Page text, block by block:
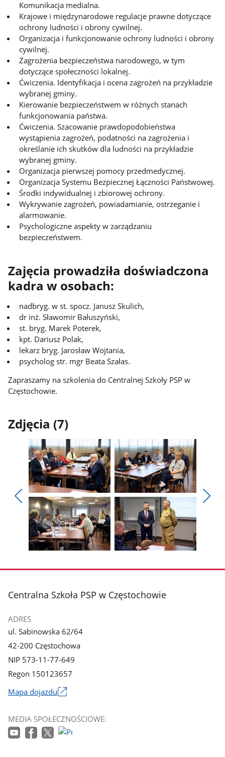
Komunikacja medialna.
Krajowe i międzynarodowe regulacje prawne dotyczące
ochrony ludności i obrony cywilnej.
Organizacja i funkcjonowanie ochrony ludności i obrony
cywilnej.
Zagrożenia bezpieczeństwa narodowego, w tym
dotyczące społeczności lokalnej.
Ćwiczenia. Identyfikacja i ocena zagrożeń na przykładzie
wybranej gminy.
Kierowanie bezpieczeństwem w różnych stanach
funkcjonowania państwa.
Ćwiczenia. Szacowanie prawdopodobieństwa
wystąpienia zagrożeń, podatności na zagrożenia i
określanie ich skutków dla ludności na przykładzie
wybranej gminy.
Organizacja pierwszej pomocy przedmedycznej.
Organizacja Systemu Bezpiecznej Łączności Państwowej.
Środki indywidualnej i zbiorowej ochrony.
Wykrywanie zagrożeń, powiadamianie, ostrzeganie i
alarmowanie.
Psychologiczne aspekty w zarządzaniu
bezpieczeństwem.
Zajęcia prowadziła doświadczona
kadra w osobach:
nadbryg. w st. spocz. Janusz Skulich,
dr inż. Sławomir Bałuszyński,
st. bryg. Marek Poterek,
kpt. Dariusz Polak,
lekarz bryg. Jarosław Wojtania,
psycholog str. mgr Beata Szałas.
Zapraszamy na szkolenia do Centralnej Szkoły PSP w
Częstochowie.
Zdjęcia (7)
Pokaż
poprzednie
zdjęcia
Pokaż
zdjęcie
1
z
galerii.
Pokaż
zdjęcie
2
z
galerii.
zdjęcie
galerii.
zdjęcie
galerii.
stopka
Centralna Szkoła PSP w Częstochowie
ADRES
ul. Sabinowska 62/64
42-200 Częstochowa
NIP 573-11-77-649
Regon 150123657
Mapa dojazdu
się
w
MEDIA SPOŁECZNOŚCIOWE: